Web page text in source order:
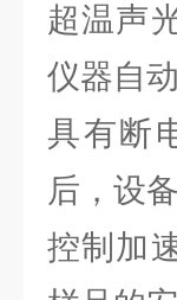
超温声
仪器自
具有断
后，设
控制加